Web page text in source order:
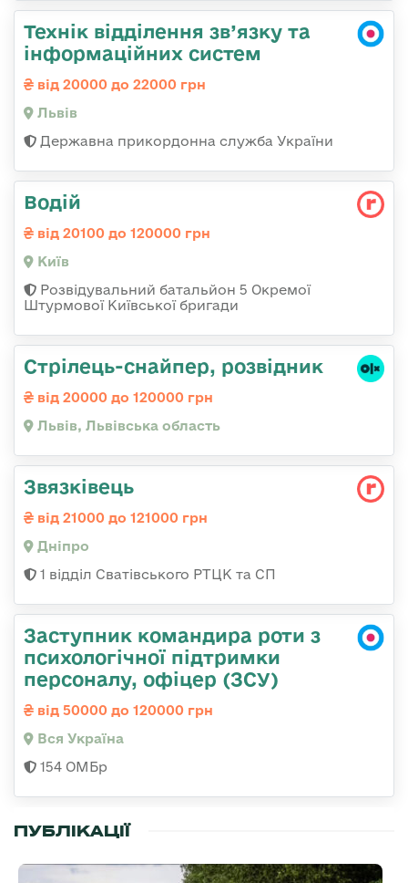
Технік відділення зв’язку та
інформаційних систем
від 20000 до 22000 грн
Львів
Державна прикордонна служба України
Водій
від 20100 до 120000 грн
Київ
Розвідувальний батальйон 5 Окремої
Штурмової Київської бригади
Стрілець-снайпер, розвідник
від 20000 до 120000 грн
Львів, Львівська область
Звязківець
від 21000 до 121000 грн
Дніпро
1 відділ Сватівського РТЦК та СП
Заступник командира роти з
психологічної підтримки
персоналу, офіцер (ЗСУ)
від 50000 до 120000 грн
Вся Україна
154 ОМБр
ПУБЛІКАЦІЇ